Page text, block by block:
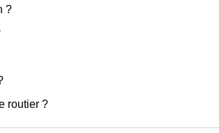
?
routier ?